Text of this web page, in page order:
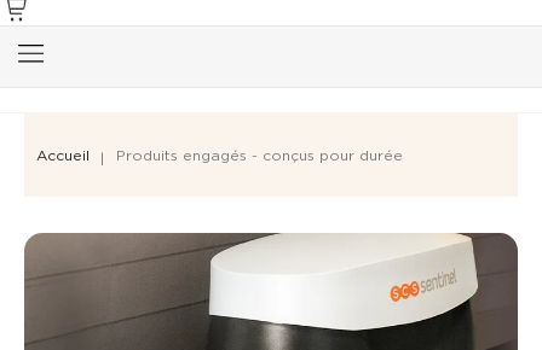
Accueil Produits engagés - conçus pour durée